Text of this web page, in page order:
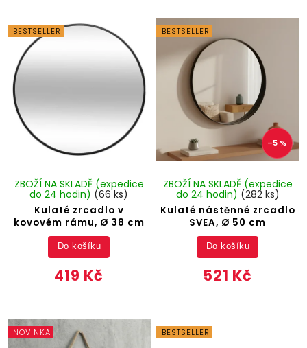
Abecedně
BESTSELLER
Kulaté zrcadlo v
kovovém rámu, Ø 38 cm
ZBOŽÍ NA SKLADĚ (expedice
do 24 hodin) (66 ks)
419 Kč
Do košíku
BESTSELLER
–5 %
Kulaté nástěnné zrcadlo
SVEA, Ø 50 cm
ZBOŽÍ NA SKLADĚ (expedice
do 24 hodin) (282 ks)
521 Kč
Do košíku
NOVINKA BESTSELLER